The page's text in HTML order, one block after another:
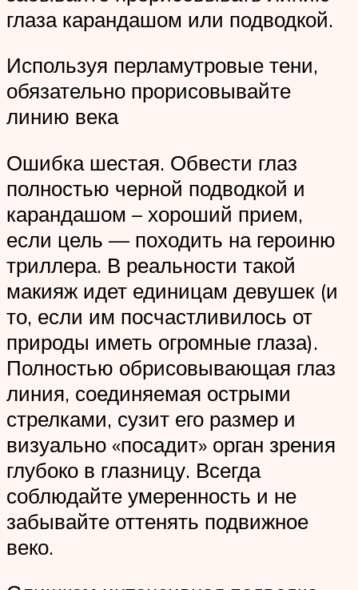
глаза карандашом или подводкой.
Используя перламутровые тени,
обязательно прорисовывайте
линию века
Ошибка шестая. Обвести глаз
полностью черной подводкой и
карандашом – хороший прием,
если цель — походить на героиню
триллера. В реальности такой
макияж идет единицам девушек (и
то, если им посчастливилось от
природы иметь огромные глаза).
Полностью обрисовывающая глаз
линия, соединяемая острыми
стрелками, сузит его размер и
визуально «посадит» орган зрения
глубоко в глазницу. Всегда
соблюдайте умеренность и не
забывайте оттенять подвижное
веко.